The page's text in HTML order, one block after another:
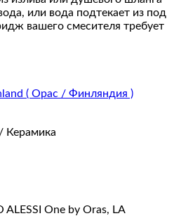
или вода подтекает из под
вашего смесителя требует
( Орас / Финляндия )
Керамика
ALESSI One by Oras, LA